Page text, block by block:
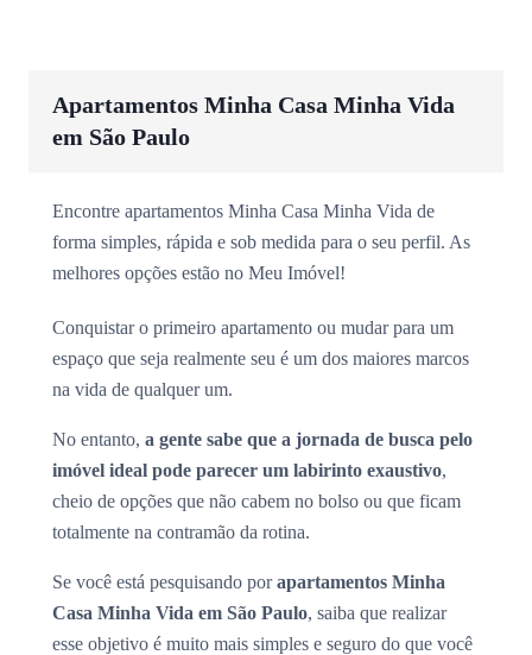
Apartamentos Minha Casa Minha Vida
em São Paulo
Encontre apartamentos Minha Casa Minha Vida de
forma simples, rápida e sob medida para o seu perfil. As
melhores opções estão no Meu Imóvel!
Conquistar o primeiro apartamento ou mudar para um
espaço que seja realmente seu é um dos maiores marcos
na vida de qualquer um.
No entanto, a gente sabe que a jornada de busca pelo
imóvel ideal pode parecer um labirinto exaustivo,
cheio de opções que não cabem no bolso ou que ficam
totalmente na contramão da rotina.
Se você está pesquisando porapartamentos Minha
Casa Minha Vida em São Paulo, saiba que realizar
esse objetivo é muito mais simples e seguro do que você